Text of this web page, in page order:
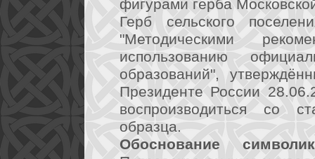
фигурами герба
Герб сельского
"Методическими
использованию
образований",
Президенте России
воспроизводиться со
образца.
Обоснование